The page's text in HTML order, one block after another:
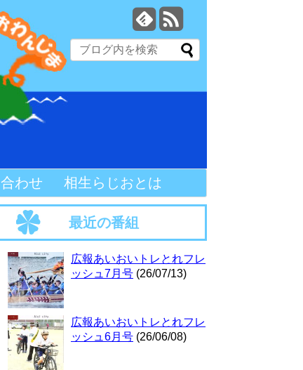
わせ 相生らじおとは
最近の番組
広報あいおいトレとれフレ
ッシュ7月号 (26/07/13)
広報あいおいトレとれフレ
ッシュ6月号 (26/06/08)